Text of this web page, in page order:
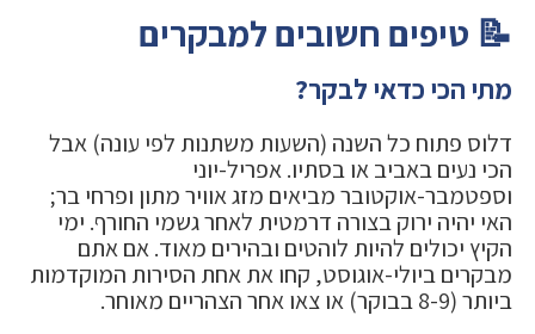
📝 טיפים חשובים למבקרים
מתי הכי כדאי לבקר?
דלוס פתוח כל השנה (השעות משתנות לפי עונה) אבל
הכי נעים באביב או בסתיו. אפריל-יוני
וספטמבר-אוקטובר מביאים מזג אוויר מתון ופרחי בר;
האי יהיה ירוק בצורה דרמטית לאחר גשמי החורף. ימי
הקיץ יכולים להיות לוהטים ובהירים מאוד. אם אתם
מבקרים ביולי-אוגוסט, קחו את אחת הסירות המוקדמות
ביותר (8-9 בבוקר) או צאו אחר הצהריים מאוחר.